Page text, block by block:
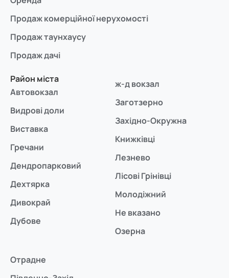
Продаж комерційної нерухомості
Продаж таунхаусу
Продаж дачі
Район міста
Автовокзал
Видрові доли
Виставка
Гречани
Дендропарковий
Дехтярка
Дивокрай
Дубове
ж-д вокзал
Заготзерно
Західно-Окружна
Книжківці
Лезнево
Лісові Грінівці
Молодіжний
Не вказано
Озерна
Отрадне